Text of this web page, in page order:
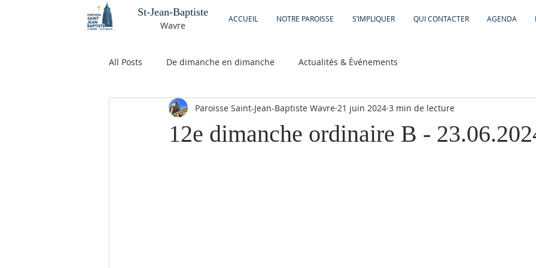
ACCUEIL NOTRE PAROISSE S’IMPLIQUER QUI CONTACTER AGENDA
St-Jean-Baptiste
Wavre
All Posts De dimanche en dimanche Actualités & Événements
12e dimanche ordinaire B -
Paroisse Saint-Jean-Baptiste Wavre 21 juin 2024 3 min de lecture